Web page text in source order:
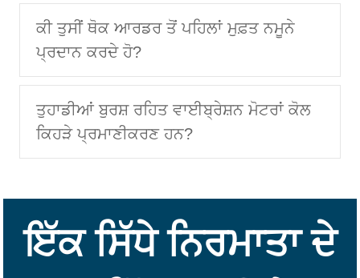
ਕੀ ਤੁਸੀਂ ਥੋਕ ਆਰਡਰ ਤੋਂ ਪਹਿਲਾਂ ਮੁਫ਼ਤ ਨਮੂਨੇ
ਪ੍ਰਦਾਨ ਕਰਦੇ ਹੋ?
ਤੁਹਾਡੀਆਂ ਬੁਰਸ਼ ਰਹਿਤ ਵਾਈਬ੍ਰੇਸ਼ਨ ਮੋਟਰਾਂ ਕੋਲ
ਕਿਹੜੇ ਪ੍ਰਮਾਣੀਕਰਣ ਹਨ?
ਇੱਕ ਸਿੱਧੇ ਨਿਰਮਾਤਾ ਦੇ